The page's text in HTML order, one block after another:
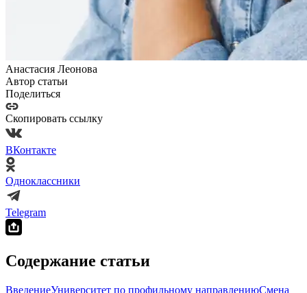
Анастасия Леонова
Автор статьи
Поделиться
Скопировать ссылку
ВКонтакте
Одноклассники
Telegram
Содержание статьи
ВведениеУниверситет по профильному направлениюСмена